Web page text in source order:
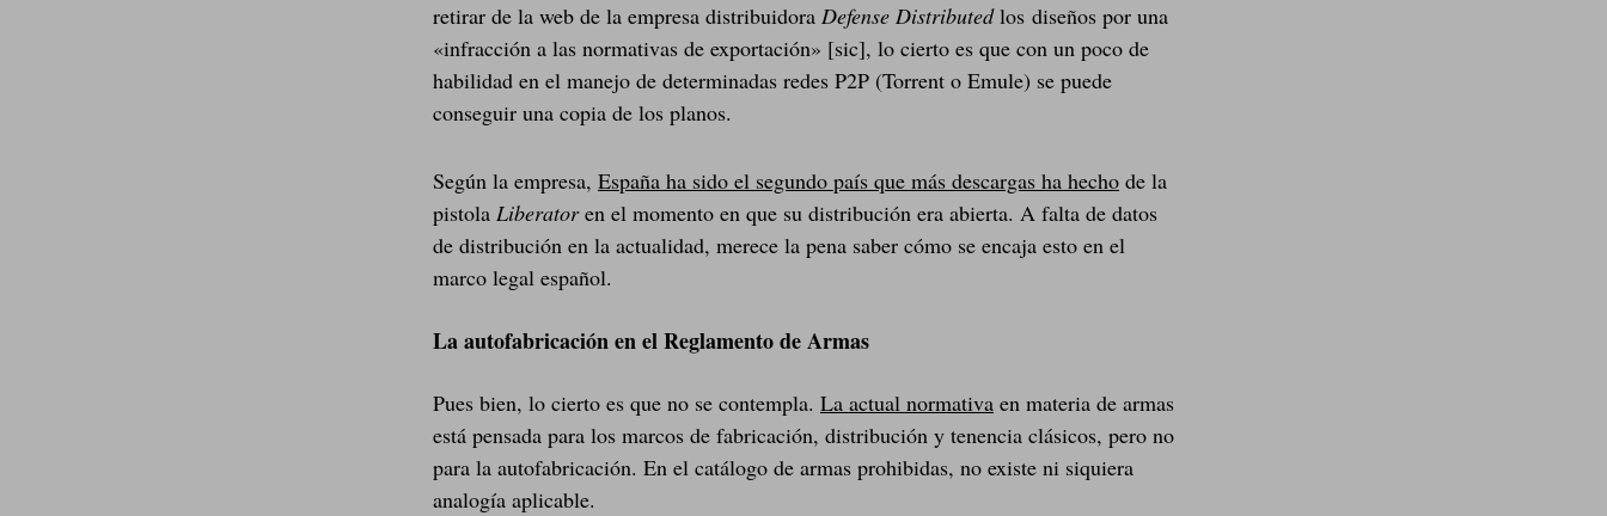
retirar de la web de la empresa distribuidora Defense Distributedlos diseños por una
«infracción a las normativas de exportación» [sic], lo cierto es que con un poco de
habilidad en el manejo de determinadas redes P2P (Torrent o Emule) se puede
conseguir una copia de los planos.
Según la empresa, España ha sido el segundo país que más descargas ha hecho de la
pistola Liberatoren el momento en que su distribución era abierta. A falta de datos
de distribución en la actualidad, merece la pena saber cómo se encaja esto en el
marco legal español.
La autofabricación en el Reglamento de Armas
Pues bien, lo cierto es que no se contempla. La actual normativa en materia de armas
está pensada para los marcos de fabricación, distribución y tenencia clásicos, pero no
para la autofabricación. En el catálogo de armas prohibidas, no existe ni siquiera
analogía aplicable.